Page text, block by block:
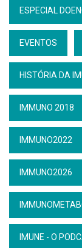
ESPECIAL
EVENTOS
HISTÓRIA DA
IMMUNO 2018
IMMUNO2022
IMMUNO2026
IMUNE - O